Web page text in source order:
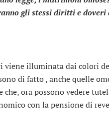
gli stessi diritti e doveri
viene illuminata dai colori
di fatto , anche quelle
che, ora possono vedere
con la pensione di